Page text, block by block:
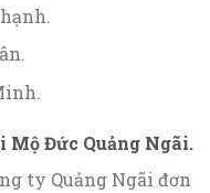
Mộ Đức Quảng Ngãi.
ty Quảng Ngãi đơn